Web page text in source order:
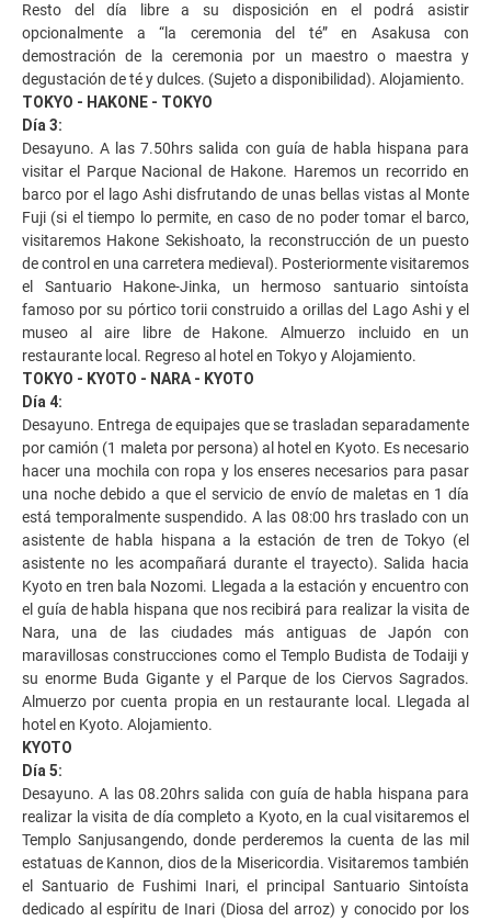
Resto del día libre a su disposición en el podrá asistir
opcionalmente a “la ceremonia del té” en Asakusa con
demostración de la ceremonia por un maestro o maestra y
degustación de té y dulces. (Sujeto a disponibilidad). Alojamiento.
TOKYO - HAKONE - TOKYO
Día 3:
Desayuno. A las 7.50hrs salida con guía de habla hispana para
visitar el Parque Nacional de Hakone. Haremos un recorrido en
barco por el lago Ashi disfrutando de unas bellas vistas al Monte
Fuji (si el tiempo lo permite, en caso de no poder tomar el barco,
visitaremos Hakone Sekishoato, la reconstrucción de un puesto
de control en una carretera medieval). Posteriormente visitaremos
el Santuario Hakone-Jinka, un hermoso santuario sintoísta
famoso por su pórtico torii construido a orillas del Lago Ashi y el
museo al aire libre de Hakone. Almuerzo incluido en un
restaurante local. Regreso al hotel en Tokyo y Alojamiento.
TOKYO - KYOTO - NARA - KYOTO
Día 4:
Desayuno. Entrega de equipajes que se trasladan separadamente
por camión (1 maleta por persona) al hotel en Kyoto. Es necesario
hacer una mochila con ropa y los enseres necesarios para pasar
una noche debido a que el servicio de envío de maletas en 1 día
está temporalmente suspendido. A las 08:00 hrs traslado con un
asistente de habla hispana a la estación de tren de Tokyo (el
asistente no les acompañará durante el trayecto). Salida hacia
Kyoto en tren bala Nozomi. Llegada a la estación y encuentro con
el guía de habla hispana que nos recibirá para realizar la visita de
Nara, una de las ciudades más antiguas de Japón con
maravillosas construcciones como el Templo Budista de Todaiji y
su enorme Buda Gigante y el Parque de los Ciervos Sagrados.
Almuerzo por cuenta propia en un restaurante local. Llegada al
hotel en Kyoto. Alojamiento.
KYOTO
Día 5:
Desayuno. A las 08.20hrs salida con guía de habla hispana para
realizar la visita de día completo a Kyoto, en la cual visitaremos el
Templo Sanjusangendo, donde perderemos la cuenta de las mil
estatuas de Kannon, dios de la Misericordia. Visitaremos también
el Santuario de Fushimi Inari, el principal Santuario Sintoísta
dedicado al espíritu de Inari (Diosa del arroz) y conocido por los